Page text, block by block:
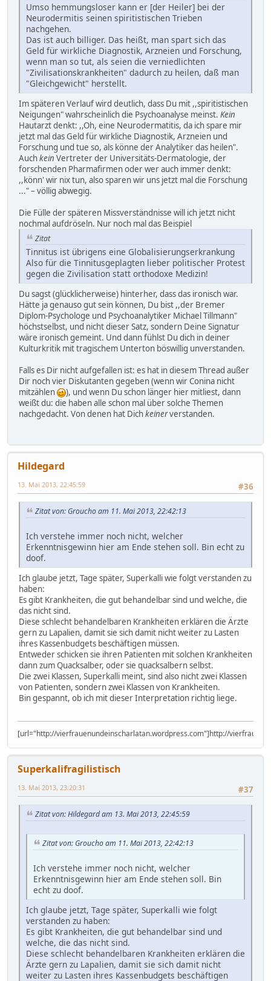
Umso hemmungsloser kann er [der Heiler] bei der
Neurodermitis seinen spiritistischen Trieben
nachgehen.
Das ist auch billiger. Das heißt, man spart sich das
Geld für wirkliche Diagnostik, Arzneien und Forschung,
wenn man so tut, als seien die verniedlichten
"Zivilisationskrankheiten" dadurch zu heilen, daß man
"Gleichgewicht" herstellt.
Im späteren Verlauf wird deutlich, dass Du mit ,,spiritistischen
Neigungen" wahrscheinlich die Psychoanalyse meinst. Kein
Hautarzt denkt: ,,Oh, eine Neurodermatitis, da ich spare mir
jetzt mal das Geld für wirkliche Diagnostik, Arzneien und
Forschung und tue so, als könne der Analytiker das heilen".
Auchkein Vertreter der Universitäts-Dermatologie, der
forschenden Pharmafirmen oder wer auch immer denkt:
,,könn' wir nix tun, also sparen wir uns jetzt mal die Forschung
..." – völlig abwegig.
Die Fülle der späteren Missverständnisse will ich jetzt nicht
nochmal aufdröseln. Nur noch mal das Beispiel
Zitat
Tinnitus ist übrigens eine Globalisierungserkrankung
Also für die Tinnitusgeplagten lieber politischer Protest
gegen die Zivilisation statt orthodoxe Medizin!
Du sagst (glücklicherweise) hinterher, dass das ironisch war.
Hätte ja genauso gut sein können, Du bist ,,der Bremer
Diplom-Psychologe und Psychoanalytiker Michael Tillmann"
höchstselbst, und nicht dieser Satz, sondern Deine Signatur
wäre ironisch gemeint. Und dann fühlst Du dich in deiner
Kulturkritik mit tragischem Unterton böswillig unverstanden.
Falls es Dir nicht aufgefallen ist: es hat in diesem Thread außer
Dir noch vier Diskutanten gegeben (wenn wir Conina nicht
mitzählen
), und wenn Du schon länger hier mitliest, dann
weißt du: die haben alle schon mal über solche Themen
nachgedacht. Von denen hat Dichkeinerverstanden.
Hildegard
#36
13. Mai 2013, 22:45:59
Zitat von: Groucho am 11. Mai 2013, 22:42:13
Ich verstehe immer noch nicht, welcher
Erkenntnisgewinn hier am Ende stehen soll. Bin echt zu
doof.
Ich glaube jetzt, Tage später, Superkalli wie folgt verstanden zu
haben:
Es gibt Krankheiten, die gut behandelbar sind und welche, die
das nicht sind.
Diese schlecht behandelbaren Krankheiten erklären die Ärzte
gern zu Lapalien, damit sie sich damit nicht weiter zu Lasten
ihres Kassenbudgets beschäftigen müssen.
Entweder schicken sie ihren Patienten mit solchen Krankheiten
dann zum Quacksalber, oder sie quacksalbern selbst.
Die zwei Klassen, Superkalli meint, sind also nicht zwei Klassen
von Patienten, sondern zwei Klassen von Krankheiten.
Bin gespannt, ob ich mit dieser Interpretation richtig liege.
[url="http://vierfrauenundeinscharlatan.wordpress.com"]http://
Superkalifragilistisch
#37
13. Mai 2013, 23:20:31
Zitat von: Hildegard am 13. Mai 2013, 22:45:59
Zitat von: Groucho am 11. Mai 2013, 22:42:13
Ich verstehe immer noch nicht, welcher
Erkenntnisgewinn hier am Ende stehen soll. Bin
echt zu doof.
Ich glaube jetzt, Tage später, Superkalli wie folgt
verstanden zu haben:
Es gibt Krankheiten, die gut behandelbar sind und
welche, die das nicht sind.
Diese schlecht behandelbaren Krankheiten erklären die
Ärzte gern zu Lapalien, damit sie sich damit nicht
weiter zu Lasten ihres Kassenbudgets beschäftigen